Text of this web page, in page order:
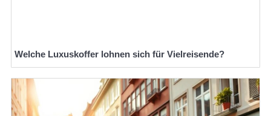
Welche Luxuskoffer lohnen sich für Vielreisende?